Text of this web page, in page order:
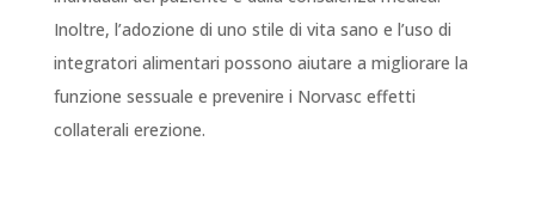
Inoltre, l’adozione di uno stile di vita sano e l’uso di
integratori alimentari possono aiutare a migliorare la
funzione sessuale e prevenire i Norvasc effetti
collaterali erezione.